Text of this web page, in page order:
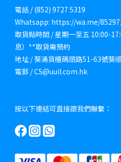
電話 / (852) 9727 5319
Whatsapp: https://wa.me/
取貨點時間 / 星期一至五 10:00-
息）**取貨需預約
地址 / 葵涌貨櫃碼頭路51-63號葵
電郵 / CS@uuil.com.hk
按以下連結可直接跟我們聯繫：